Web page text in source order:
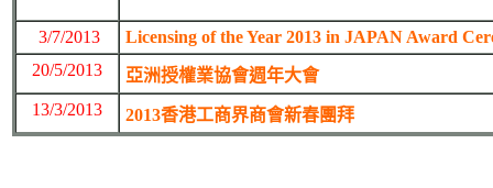
3/7/2013
Licensing of the Year 2013 in JAPAN Award
20/5/2013
亞洲授權業協會週年大會
13/3/2013
2013香港工商界商會新春團拜